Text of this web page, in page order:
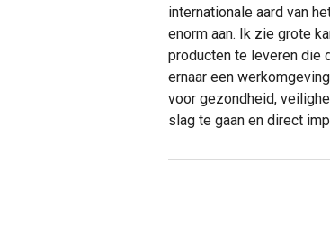
internationale aard van
enorm aan. Ik zie grote
producten te leveren die
ernaar een
voor gezondheid,
slag te gaan en direct